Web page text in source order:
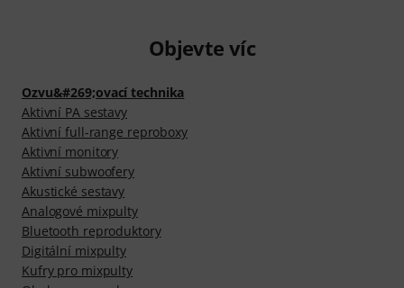
Objevte víc
Ozvu&#269;ovací technika
Aktivní PA sestavy
Aktivní full-range reproboxy
Aktivní monitory
Aktivní subwoofery
Akustické sestavy
Analogové mixpulty
Bluetooth reproduktory
Digitální mixpulty
Kufry pro mixpulty